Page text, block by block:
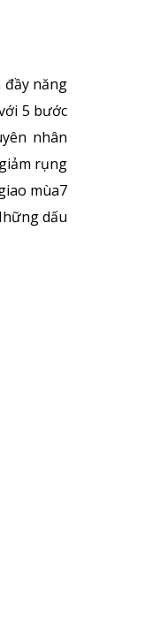
năng
5 bước
nhân
rụng
mùa7
dấu